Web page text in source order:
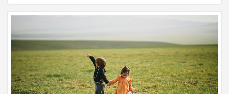
prawny na 2026 rok.